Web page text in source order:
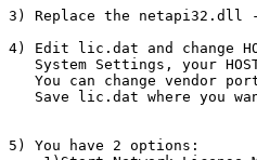
3) Replace the netapi32.dll -
4) Edit lic.dat and change
System Settings, your
You can change vendor
Save lic.dat where you
5) You have 2 options: